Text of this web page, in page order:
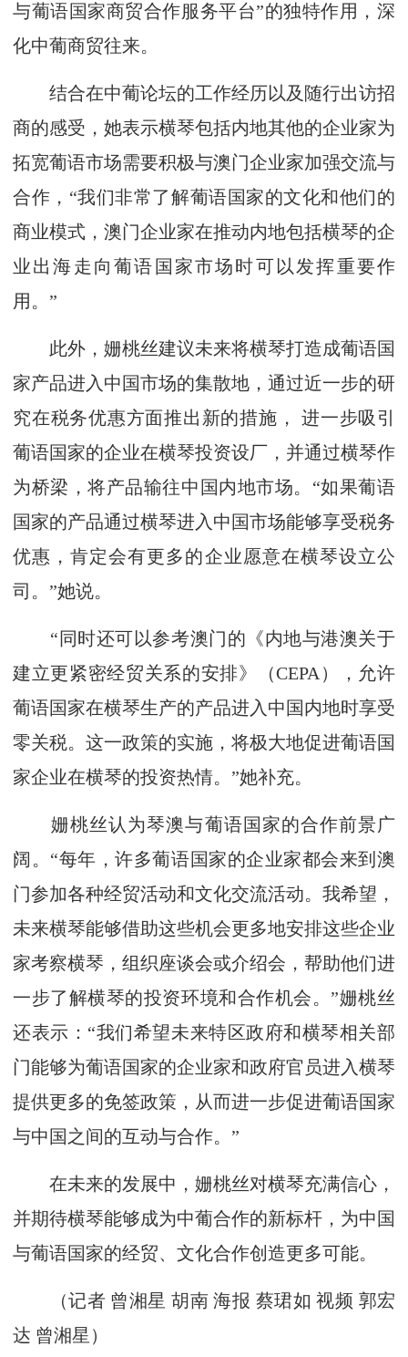
与葡语国家商贸合作服务平台”的独特作用，深
化中葡商贸往来。
结合在中葡论坛的工作经历以及随行出访招
商的感受，她表示横琴包括内地其他的企业家为
拓宽葡语市场需要积极与澳门企业家加强交流与
合作，“我们非常了解葡语国家的文化和他们的
商业模式，澳门企业家在推动内地包括横琴的企
业出海走向葡语国家市场时可以发挥重要作
用。”
此外，姗桃丝建议未来将横琴打造成葡语国
家产品进入中国市场的集散地，通过近一步的研
究在税务优惠方面推出新的措施， 进一步吸引
葡语国家的企业在横琴投资设厂，并通过横琴作
为桥梁，将产品输往中国内地市场。“如果葡语
国家的产品通过横琴进入中国市场能够享受税务
优惠，肯定会有更多的企业愿意在横琴设立公
司。”她说。
“同时还可以参考澳门的《内地与港澳关于
建立更紧密经贸关系的安排》（CEPA），允许
葡语国家在横琴生产的产品进入中国内地时享受
零关税。这一政策的实施，将极大地促进葡语国
家企业在横琴的投资热情。”她补充。
姗桃丝认为琴澳与葡语国家的合作前景广
阔。“每年，许多葡语国家的企业家都会来到澳
门参加各种经贸活动和文化交流活动。我希望，
未来横琴能够借助这些机会更多地安排这些企业
家考察横琴，组织座谈会或介绍会，帮助他们进
一步了解横琴的投资环境和合作机会。”姗桃丝
还表示：“我们希望未来特区政府和横琴相关部
门能够为葡语国家的企业家和政府官员进入横琴
提供更多的免签政策，从而进一步促进葡语国家
与中国之间的互动与合作。”
在未来的发展中，姗桃丝对横琴充满信心，
并期待横琴能够成为中葡合作的新标杆，为中国
与葡语国家的经贸、文化合作创造更多可能。
（记者 曾湘星 胡南 海报 蔡珺如 视频 郭宏
达 曾湘星）